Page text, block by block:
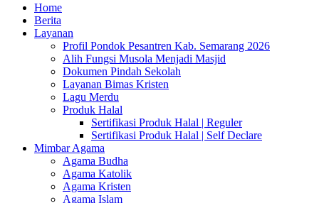
Home
Berita
Layanan
Profil Pondok Pesantren Kab. Semarang 2026
Alih Fungsi Musola Menjadi Masjid
Dokumen Pindah Sekolah
Layanan Bimas Kristen
Lagu Merdu
Produk Halal
Sertifikasi Produk Halal | Reguler
Sertifikasi Produk Halal | Self Declare
Mimbar Agama
Agama Budha
Agama Katolik
Agama Kristen
Agama Islam